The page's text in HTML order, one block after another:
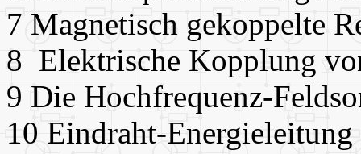
7 Magnetisch gekoppelte
8 Elektrische Kopplung
9 Die Hochfrequenz-
10 Eindraht-